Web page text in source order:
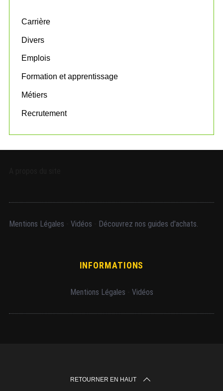
o
:
Carrière
Divers
Emplois
Formation et apprentissage
Métiers
Recrutement
Mentions Légales Vidéos Découvrez nos guides d'achats.
INFORMATIONS
Mentions Légales Vidéos
RETOURNER EN HAUT